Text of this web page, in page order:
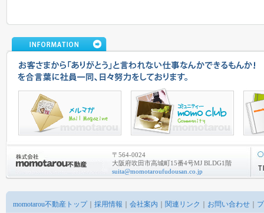
〒564-0024
大阪府吹田市高城町15番4号MJ BLDG1階
suita@momotaroufudousan.co.jp
momotarou不動産トップ｜ 採用情報 会社案内 関連リンク お問い合わせ